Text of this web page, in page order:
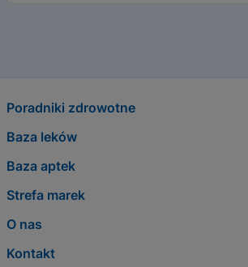
Poradniki zdrowotne
Baza leków
Baza aptek
Strefa marek
O nas
Kontakt